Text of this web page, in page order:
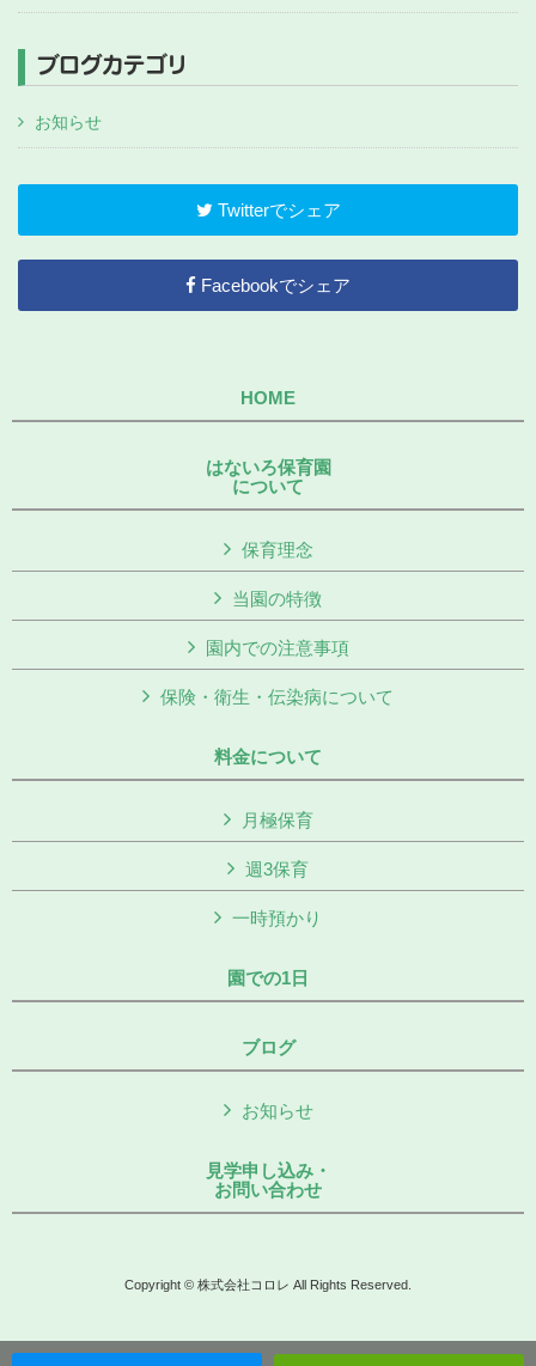
ブログカテゴリ
お知らせ
Twitterでシェア
Facebookでシェア
HOME
はないろ保育園
について
保育理念
当園の特徴
園内での注意事項
保険・衛生・伝染病について
料金について
月極保育
週3保育
一時預かり
園での1日
ブログ
お知らせ
見学申し込み・
お問い合わせ
Copyright © 株式会社コロレ All Rights Reserved.